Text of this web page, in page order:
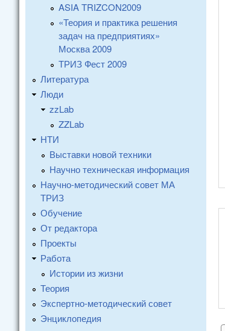
ASIA TRIZCON2009
«Теория и практика решения
задач на предприятиях»
Москва 2009
ТРИЗ Фест 2009
Литература
Люди
zzLab
ZZLab
НТИ
Выставки новой техники
Научно техническая информация
Научно-методический совет МА
ТРИЗ
Обучение
От редактора
Проекты
Работа
Истории из жизни
Теория
Экспертно-методический совет
Энциклопедия